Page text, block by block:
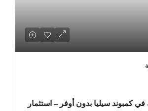
كمبوند سيليا بدون أوفر – استثمار